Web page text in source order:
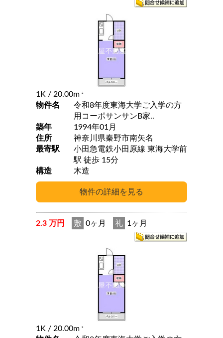
1K / 20.00m 2
物件名
令和8年度東海大学ご入学の方
用コーポサンサンB家..
築年
1994年01月
住所
神奈川県秦野市南矢名
最寄駅
小田急電鉄小田原線 東海大学前
駅 徒歩 15分
構造
木造
2.3 万円 敷 0ヶ月 礼 1ヶ月
1K / 20.00m 2